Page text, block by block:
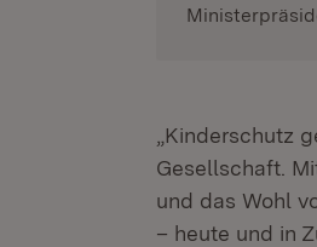
„Kinderschutz
Gesellschaft.
und das Wohl
– heute und in